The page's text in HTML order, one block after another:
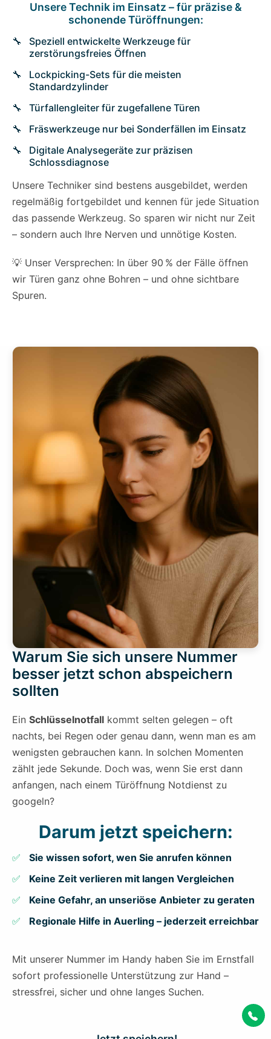
Unsere Technik im Einsatz – für präzise &
schonende Türöffnungen:
Speziell entwickelte Werkzeuge für
zerstörungsfreies Öffnen
Lockpicking-Sets für die meisten
Standardzylinder
Türfallengleiter für zugefallene Türen
Fräswerkzeuge nur bei Sonderfällen im Einsatz
Digitale Analysegeräte zur präzisen
Schlossdiagnose
Unsere Techniker sind bestens ausgebildet, werden
regelmäßig fortgebildet und kennen für jede Situation
das passende Werkzeug. So sparen wir nicht nur Zeit
– sondern auch Ihre Nerven und unnötige Kosten.
💡 Unser Versprechen: In über 90 % der Fälle öffnen
wir Türen ganz ohne Bohren – und ohne sichtbare
Spuren.
Warum Sie sich unsere Nummer
besser jetzt schon abspeichern
sollten
Ein Schlüsselnotfall kommt selten gelegen – oft
nachts, bei Regen oder genau dann, wenn man es am
wenigsten gebrauchen kann. In solchen Momenten
zählt jede Sekunde. Doch was, wenn Sie erst dann
anfangen, nach einem Türöffnung Notdienst zu
googeln?
Darum jetzt speichern:
Sie wissen sofort, wen Sie anrufen können
Keine Zeit verlieren mit langen Vergleichen
Keine Gefahr, an unseriöse Anbieter zu geraten
Regionale Hilfe in Auerling – jederzeit erreichbar
Mit unserer Nummer im Handy haben Sie im Ernstfall
sofort professionelle Unterstützung zur Hand –
stressfrei, sicher und ohne langes Suchen.